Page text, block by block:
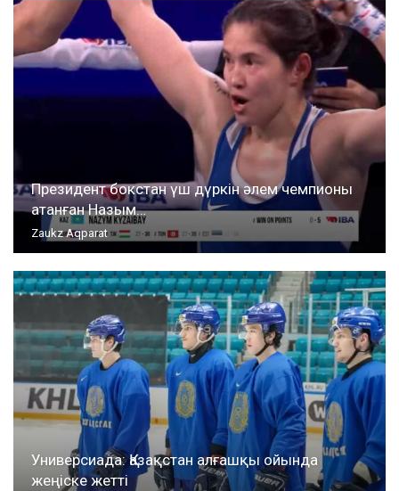
Президент бокстан үш дүркін әлем чемпионы
атанған Назым…
Zaukz Aqparat
Универсиада: Қазақстан алғашқы ойында
жеңіске жетті